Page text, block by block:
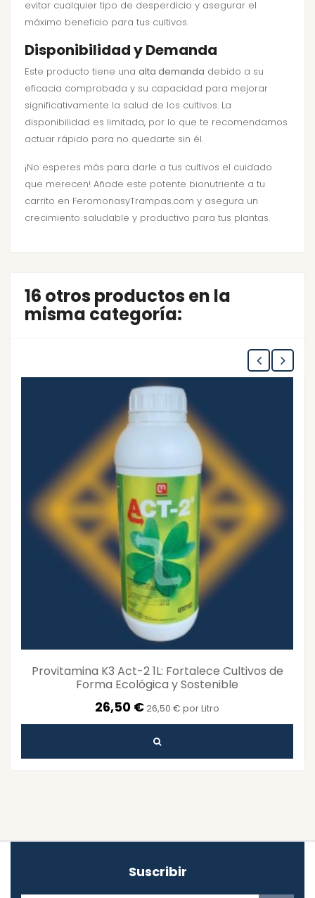
evitar cualquier tipo de desperdicio y asegurar el
máximo beneficio para tus cultivos.
Disponibilidad y Demanda
Este producto tiene una alta demanda debido a su
eficacia comprobada y su capacidad para mejorar
significativamente la salud de los cultivos. La
disponibilidad es limitada, por lo que te recomendamos
actuar rápido para no quedarte sin él.
¡No esperes más para darle a tus cultivos el cuidado
que merecen! Añade este potente bionutriente a tu
carrito en FeromonasyTrampas.com y asegura un
crecimiento saludable y productivo para tus plantas.
16 otros productos en la
misma categoría:
Provitamina K3 Act-2 1L: Fortalece Cultivos de
Forma Ecológica y Sostenible
26,50 €26,50 € por Litro
Suscribir